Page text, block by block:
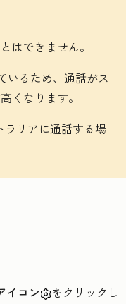
はできません。
いるため、通話がス
くなります。
ラリアに通話する場
イコン
をクリックし